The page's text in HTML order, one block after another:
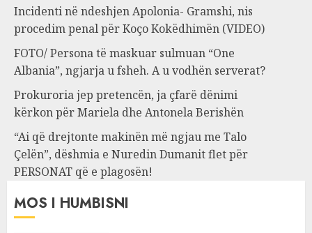
Incidenti në ndeshjen Apolonia- Gramshi, nis
procedim penal për Koço Kokëdhimën (VIDEO)
FOTO/ Persona të maskuar sulmuan “One
Albania”, ngjarja u fsheh. A u vodhën serverat?
Prokuroria jep pretencën, ja çfarë dënimi
kërkon për Mariela dhe Antonela Berishën
“Ai që drejtonte makinën më ngjau me Talo
Çelën”, dëshmia e Nuredin Dumanit flet për
PERSONAT që e plagosën!
MOS I HUMBISNI